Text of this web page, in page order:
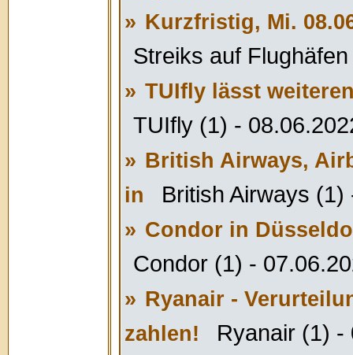
» Kurzfristig, Mi.
Streiks auf
» TUIfly lässt
TUIfly (1) -
» British Airways,
in
British Airways (1)
» Condor in
Condor (1) -
» Ryanair -
zahlen!
Ryanair (1) -